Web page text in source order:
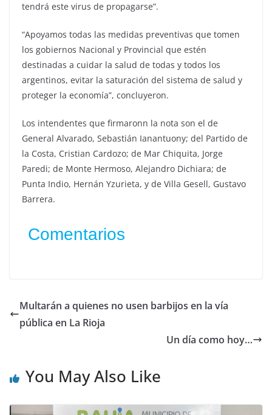
tendrá este virus de propagarse”.
“Apoyamos todas las medidas preventivas que tomen
los gobiernos Nacional y Provincial que estén
destinadas a cuidar la salud de todas y todos los
argentinos, evitar la saturación del sistema de salud y
proteger la economía”, concluyeron.
Los intendentes que firmaronn la nota son el de
General Alvarado, Sebastián Ianantuony; del Partido de
la Costa, Cristian Cardozo; de Mar Chiquita, Jorge
Paredi; de Monte Hermoso, Alejandro Dichiara; de
Punta Indio, Hernán Yzurieta, y de Villa Gesell, Gustavo
Barrera.
Comentarios
Multarán a quienes no usen barbijos en la vía
pública en La Rioja
Un día como hoy…
You May Also Like